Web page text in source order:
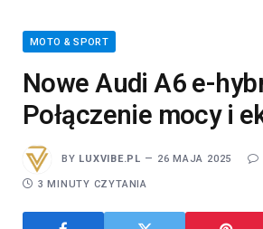
MOTO & SPORT
Nowe Audi A6 e-
Połączenie mocy i
BY LUXVIBE.PL 26 MAJA 2025
3 MINUTY CZYTANIA